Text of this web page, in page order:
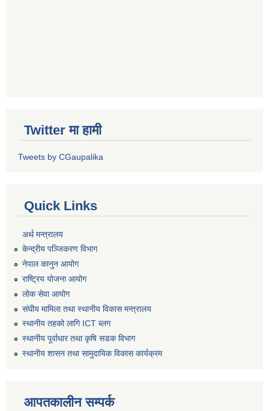
Twitter मा हामी
Tweets by CGaupalika
Quick Links
अर्थ मन्त्रालय
केन्द्रीय पञ्जिकरण विभाग
नेपाल कानुन आयोग
राष्ट्रिय योजना आयोग
लोक सेवा आयोग
संघीय मामिला तथा स्थानीय विकास मन्त्रालय
स्थानीय तहको लागि ICT ब्लग
स्थानीय पूर्वाधार तथा कृषि सडक विभाग
स्थानीय शासन तथा सामुदायिक विकास कार्यक्रम
आपतकालीन सम्पर्क